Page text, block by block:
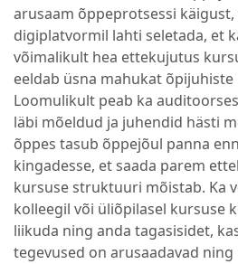
arusaam õppeprotsessi käigust,
digiplatvormil lahti seletada, et
võimalikult hea ettekujutus
eeldab üsna mahukat
Loomulikult peab ka
läbi mõeldud ja juhendid hästi
õppes tasub õppejõul panna
kingadesse, et saada parem
kursuse struktuuri mõistab. Ka
kolleegil või üliõpilasel kursuse
liikuda ning anda tagasisidet,
tegevused on arusaadavad